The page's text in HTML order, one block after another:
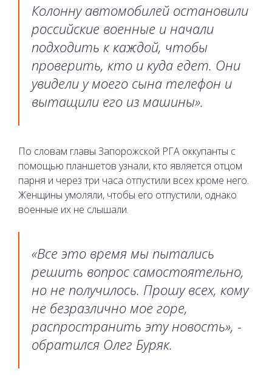
Колонну автомобилей остановили
российские военные и начали
подходить к каждой, чтобы
проверить, кто и куда едет. Они
увидели у моего сына телефон и
вытащили его из машины».
По словам главы Запорожской РГА оккупанты с
помощью планшетов узнали, кто является отцом
парня и через три часа отпустили всех кроме него.
Женщины умоляли, чтобы его отпустили, однако
военные их не слышали.
«Все это время мы пытались
решить вопрос самостоятельно,
но не получилось. Прошу всех, кому
не безразлично мое горе,
распространить эту новость», -
обратился Олег Буряк.